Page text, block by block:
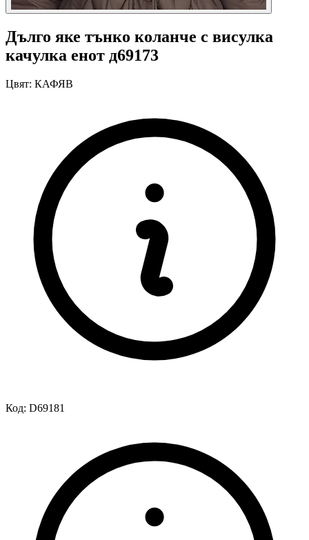
Дълго яке тънко коланче с висулка
качулка енот д69173
Цвят: КАФЯВ
Код: D69181